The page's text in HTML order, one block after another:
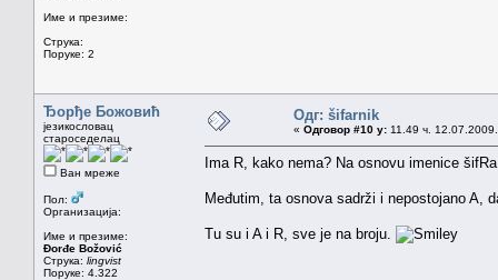
Име и презиме:
Струка:
Поруке: 2
Ђорђе Божовић
језикословац
староседелац
Ван мреже
Пол:
Организација:
Име и презиме:
Đorđe Božović
Струка: lingvist
Поруке: 4.322
Одг: šifarnik
« Одговор #10 у: 11.49 ч.
Ima R, kako nema? Na osnovu imenice
Međutim, ta osnova sadrži i nepostojano A,
Tu su i A i R, sve je na broju.